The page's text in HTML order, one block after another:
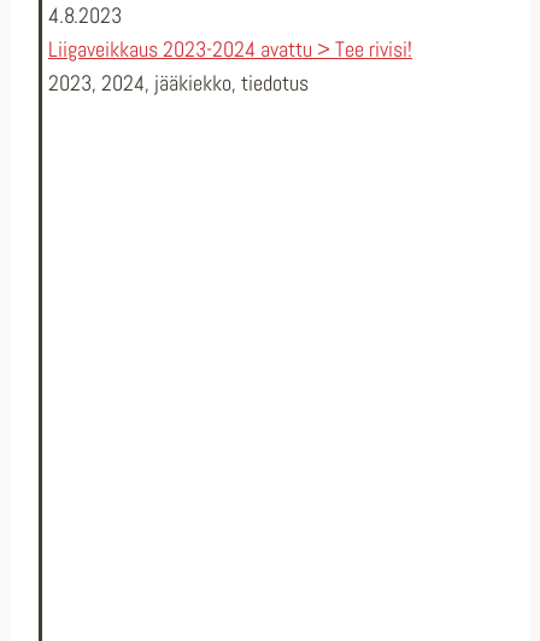
4.8.2023
Liigaveikkaus 2023-2024 avattu > Tee rivisi!
2023, 2024, jääkiekko, tiedotus